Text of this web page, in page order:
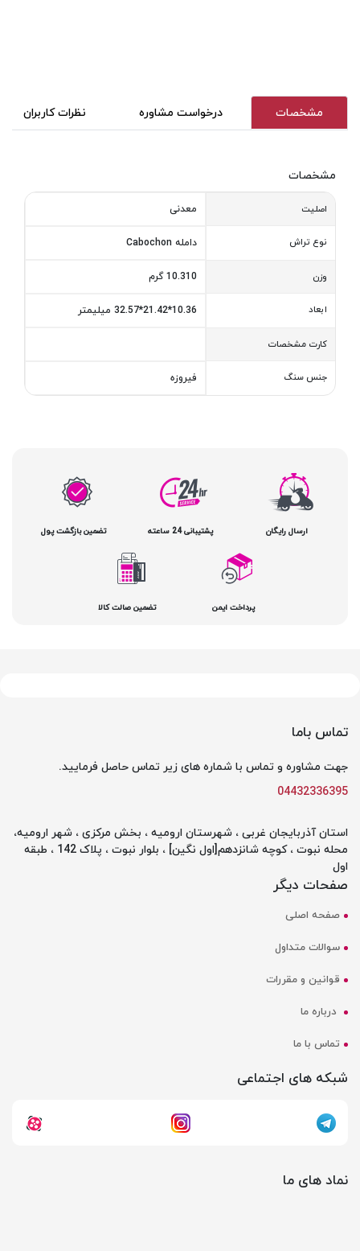
مشخصات درخواست مشاوره نظرات کاربران
مشخصات
اصلیت معدنی
نوع تراش دامله Cabochon
وزن 10.310 گرم
ابعاد 10.36*21.42*32.57 میلیمتر
کارت مشخصات
جنس سنگ فیروزه
ارسال رایگان پشتیبانی 24 ساعته تضمین بازگشت پول
پرداخت ایمن تضمین صالت کالا
تماس باما
جهت مشاوره و تماس با شماره های زیر تماس حاصل فرمایید.
04432336395
استان آذربایجان غربی ، شهرستان ارومیه ، بخش مرکزی ، شهر ارومیه،
محله نبوت ، کوچه شانزدهم[اول نگین] ، بلوار نبوت ، پلاک 142 ، طبقه
اول
صفحات دیگر
صفحه اصلی
سوالات متداول
قوانین و مقررات
درباره ما
تماس با ما
شبکه های اجتماعی
نماد های ما